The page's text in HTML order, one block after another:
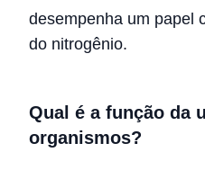
desempenha um papel
do nitrogênio.
Qual é a função da
organismos?